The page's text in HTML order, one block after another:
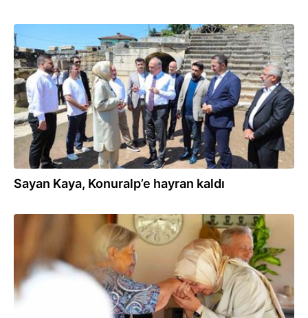
Sayan Kaya, Konuralp’e hayran kaldı